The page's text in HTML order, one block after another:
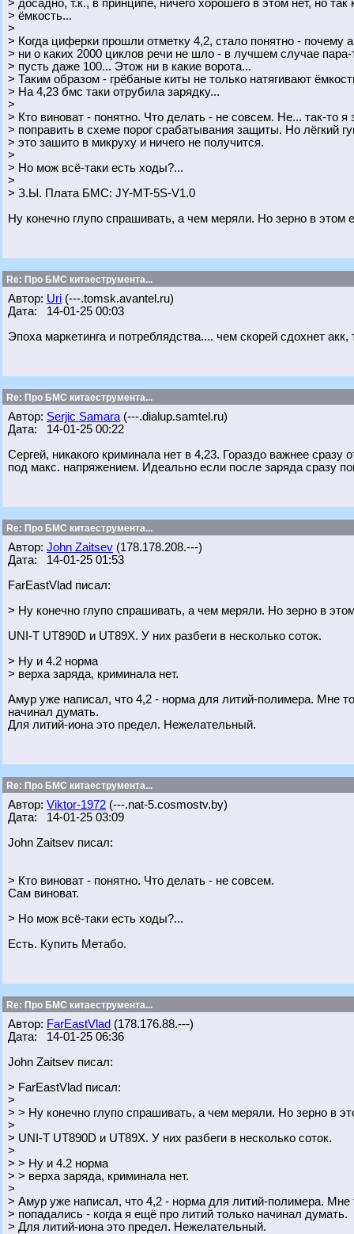
> досадно, т.к., в принципе, ничего хорошего в этом нет, но так
> ёмкость...
>
> Когда циферки прошли отметку 4,2, стало понятно - почему
> ни о каких 2000 циклов речи не шло - в лучшем случае пара-
> пусть даже 100... Этож ни в какие ворота...
> Таким образом - гpёбaные киты не только натягивают
> На 4,23 бмс таки отрубила зарядку...
>
> Кто виноват - понятно. Что делать - не совсем. Не... так-то я
> поправить в схеме порог срабатывания защиты. Но лёгкий
> это зашито в микруху и ничего не получится.
>
> Но мож всё-таки есть ходы?...
>
> З.Ы. Плата БМС: JY-MT-5S-V1.0
Ну конечно глупо спрашивать, а чем меряли. Но зерно в этом
Re: Про БМС китаеструмента...
Автор: Uri (---.tomsk.avantel.ru)
Дата: 14-01-25 00:03
Эпоха маркетинга и потреблядства.... чем скорей сдохнет
Re: Про БМС китаеструмента...
Автор: Serjic Samara (---.dialup.samtel.ru)
Дата: 14-01-25 00:22
Сергей, никакого криминала нет в 4,23. Гораздо важнее
под макс. напряжением. Идеально если после заряда сразу
Re: Про БМС китаеструмента...
Автор: John Zaitsev (178.178.208.---)
Дата: 14-01-25 01:53
FarEastVlad писал:
> Ну конечно глупо спрашивать, а чем меряли. Но зерно в
UNI-T UT890D и UT89X. У них разбеги в несколько соток.
> Ну и 4.2 норма
> верха заряда, криминала нет.
Амур уже написал, что 4,2 - норма для литий-полимера. Мне
начинал думать.
Для литий-иона это предел. Нежелательный.
Re: Про БМС китаеструмента...
Автор: Viktor-1972 (---.nat-5.cosmostv.by)
Дата: 14-01-25 03:09
John Zaitsev писал:
> Кто виноват - понятно. Что делать - не совсем.
Сам виноват.
> Но мож всё-таки есть ходы?...
Есть. Купить Метабо.
Re: Про БМС китаеструмента...
Автор: FarEastVlad (178.176.88.---)
Дата: 14-01-25 06:36
John Zaitsev писал:
> FarEastVlad писал:
>
> > Ну конечно глупо спрашивать, а чем меряли. Но зерно в
>
> UNI-T UT890D и UT89X. У них разбеги в несколько соток.
>
> > Ну и 4.2 норма
> > верха заряда, криминала нет.
>
> Амур уже написал, что 4,2 - норма для литий-полимера. Мне
> попадались - когда я ещё про литий только начинал думать.
> Для литий-иона это предел. Нежелательный.